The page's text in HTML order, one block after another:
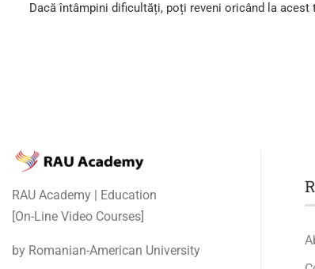
Dacă întâmpini dificultăți, poți reveni oricând la
RAU Academy | Education
[On-Line Video Courses]
by Romanian-American University